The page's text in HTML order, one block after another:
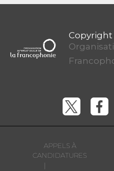
APPELS À
CANDIDATURES